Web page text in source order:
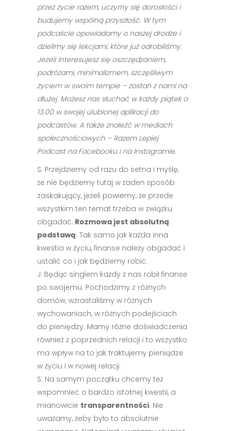
przez życie razem, uczymy się dorosłości i
budujemy wspólną przyszłość. W tym
podcaście opowiadamy o naszej drodze i
dzielimy się lekcjami, które już odrobiliśmy.
Jeżeli interesujesz się oszczędzaniem,
podróżami, minimalizmem, szczęśliwym
życiem w swoim tempie – zostań z nami na
dłużej. Możesz nas słuchać w każdy piątek o
13.00 w swojej ulubionej aplikacji do
podcastów. A także znaleźć w mediach
społecznościowych – Razem Lepiej
Podcast na Facebooku i na Instagramie.
S: Przejdziemy od razu do setna i myślę,
że nie będziemy tutaj w żaden sposób
zaskakujący, jeżeli powiemy, że przede
wszystkim ten temat trzeba w związku
obgadać. Rozmowa jest absolutną
podstawą. Tak samo jak każda inna
kwestia w życiu, finanse należy obgadać i
ustalić co i jak będziemy robić.
J: Będąc singlem każdy z nas robił finanse
po swojemu. Pochodzimy z różnych
domów, wzrastaliśmy w różnych
wychowaniach, w różnych podejściach
do pieniędzy. Mamy różne doświadczenia
również z poprzednich relacji i to wszystko
ma wpływ na to jak traktujemy pieniądze
w życiu i w nowej relacji.
S: Na samym początku chcemy też
wspomnieć o bardzo istotnej kwestii, a
mianowicie transparentności. Nie
uważamy, żeby było to absolutnie